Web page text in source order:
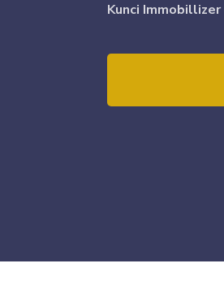
Kunci Immobillizer